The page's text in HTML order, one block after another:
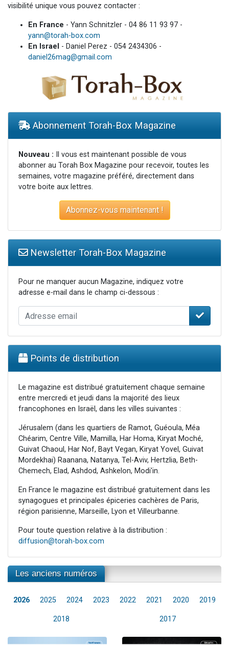
visibilité unique vous pouvez contacter :
En France - Yann Schnitzler - 04 86 11 93 97 -
yann@torah-box.com
En Israel - Daniel Perez - 054 2434306 -
daniel26mag@gmail.com
Abonnement Torah-Box Magazine
Nouveau : Il vous est maintenant possible de vous
abonner au Torah Box Magazine pour recevoir, toutes les
semaines, votre magazine préféré, directement dans
votre boite aux lettres.
Abonnez-vous maintenant !
Newsletter Torah-Box Magazine
Pour ne manquer aucun Magazine, indiquez votre
adresse e-mail dans le champ ci-dessous :
Points de distribution
Le magazine est distribué gratuitement chaque semaine
entre mercredi et jeudi dans la majorité des lieux
francophones en Israël, dans les villes suivantes :
Jérusalem (dans les quartiers de Ramot, Guéoula, Méa
Chéarim, Centre Ville, Mamilla, Har Homa, Kiryat Moché,
Guivat Chaoul, Har Nof, Bayt Vegan, Kiryat Yovel, Guivat
Mordekhai) Raanana, Natanya, Tel-Aviv, Hertzlia, Beth-
Chemech, Elad, Ashdod, Ashkelon, Modi'in.
En France le magazine est distribué gratuitement dans les
synagogues et principales épiceries cachères de Paris,
région parisienne, Marseille, Lyon et Villeurbanne.
Pour toute question relative à la distribution :
diffusion@torah-box.com
Les anciens numéros
2026 2025 2024 2023 2022 2021 2020 2019
2018 2017